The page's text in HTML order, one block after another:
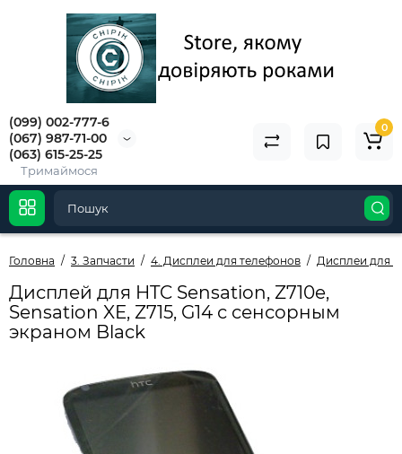
(099) 002-777-6
(067) 987-71-00
(063) 615-25-25
Тримаймося
0
Головна 3. Запчасти 4. Дисплеи для телефонов Дисплеи для
Дисплей для HTC Sensation, Z710e,
Sensation XE, Z715, G14 с сенсорным
экраном Black